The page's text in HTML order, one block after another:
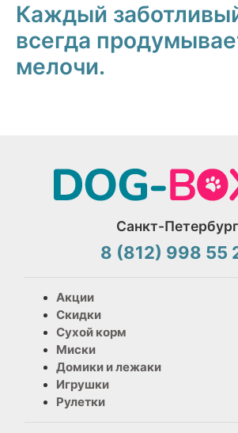
Каждый
всегда
мелочи.
Санкт-Петербург
8 (812) 998 55
Акции
Скидки
Сухой корм
Миски
Домики и лежаки
Игрушки
Рулетки